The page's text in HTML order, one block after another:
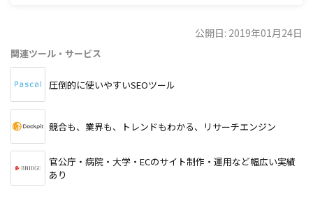
公開日: 2019年01月24日
関連ツール・サービス
圧倒的に使いやすいSEOツール
競合も、業界も、トレンドもわかる、リサーチエンジン
官公庁・病院・大学・ECのサイト制作・運用など幅広い実績
あり